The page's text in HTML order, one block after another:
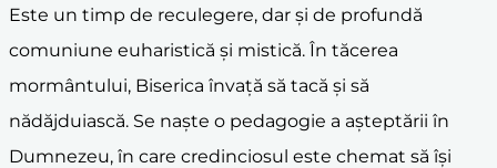
Este un timp de reculegere, dar și de profundă
comuniune euharistică și mistică. În tăcerea
mormântului, Biserica învață să tacă și să
nădăjduiască. Se naște o pedagogie a așteptării în
Dumnezeu, în care credinciosul este chemat să își